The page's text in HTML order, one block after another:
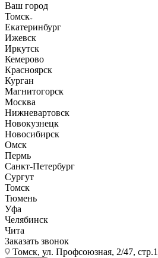
Ваш город
Томск
Екатеринбург
Ижевск
Иркутск
Кемерово
Красноярск
Курган
Магнитогорск
Москва
Нижневартовск
Новокузнецк
Новосибирск
Омск
Пермь
Санкт-Петербург
Сургут
Томск
Тюмень
Уфа
Челябинск
Чита
Заказать звонок
Томск, ул. Профсоюзная, 2/47, стр.1